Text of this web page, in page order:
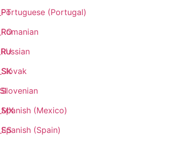
Portuguese (Portugal)
Romanian
Russian
Slovak
Slovenian
Spanish (Mexico)
Spanish (Spain)